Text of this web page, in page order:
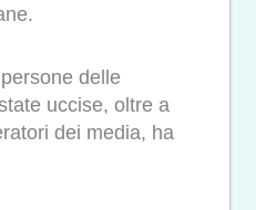
delle
uccise, oltre a
dei media, ha